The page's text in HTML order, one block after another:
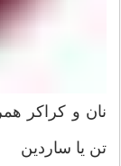
نان و کراکر
تن یا ساردین